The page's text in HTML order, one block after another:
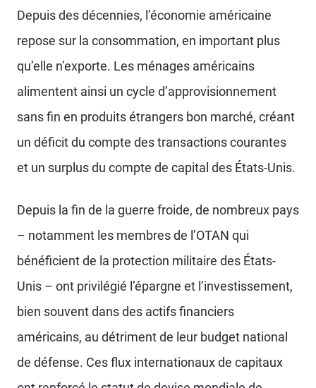
Depuis des décennies, l’économie américaine
repose sur la consommation, en important plus
qu’elle n’exporte. Les ménages américains
alimentent ainsi un cycle d’approvisionnement
sans fin en produits étrangers bon marché, créant
un déficit du compte des transactions courantes
et un surplus du compte de capital des États-Unis.
Depuis la fin de la guerre froide, de nombreux pays
– notamment les membres de l’OTAN qui
bénéficient de la protection militaire des États-
Unis – ont privilégié l’épargne et l’investissement,
bien souvent dans des actifs financiers
américains, au détriment de leur budget national
de défense. Ces flux internationaux de capitaux